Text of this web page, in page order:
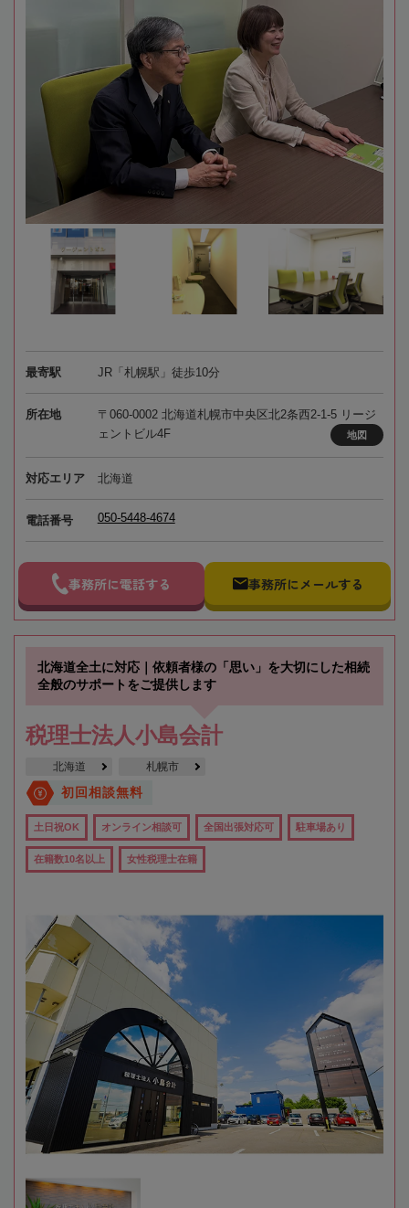
最寄駅 JR「札幌駅」徒歩10分
所在地
〒060-0002 北海道札幌市中央区北2条西2-1-5 リージ
ェントビル4F
地図
対応エリア 北海道
電話番号 050-5448-4674
事務所に電話する 事務所にメールする
北海道全土に対応｜依頼者様の「思い」を大切にした相続
全般のサポートをご提供します
税理士法人小島会計
北海道 札幌市
初回相談無料
土日祝OK オンライン相談可 全国出張対応可 駐車場あり
在籍数10名以上 女性税理士在籍